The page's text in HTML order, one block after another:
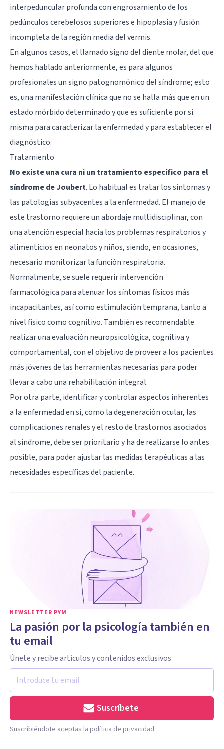
interpeduncular profunda con engrosamiento de los
pedúnculos cerebelosos superiores e hipoplasia y fusión
incompleta de la región media del vermis.
En algunos casos, el llamado signo del diente molar, del que
hemos hablado anteriormente, es para algunos
profesionales un signo patognomónico del síndrome; esto
es, una manifestación clínica que no se halla más que en un
estado mórbido determinado y que es suficiente por sí
misma para caracterizar la enfermedad y para establecer el
diagnóstico.
Tratamiento
No existe una cura ni un tratamiento específico para el
síndrome de Joubert. Lo habitual es tratar los síntomas y
las patologías subyacentes a la enfermedad. El manejo de
este trastorno requiere un abordaje multidisciplinar, con
una atención especial hacia los problemas respiratorios y
alimenticios en neonatos y niños, siendo, en ocasiones,
necesario monitorizar la función respiratoria.
Normalmente, se suele requerir intervención
farmacológica para atenuar los síntomas físicos más
incapacitantes, así como estimulación temprana, tanto a
nivel físico como cognitivo. También es recomendable
realizar una evaluación neuropsicológica, cognitiva y
comportamental, con el objetivo de proveer a los pacientes
más jóvenes de las herramientas necesarias para poder
llevar a cabo una rehabilitación integral.
Por otra parte, identificar y controlar aspectos inherentes
a la enfermedad en sí, como la degeneración ocular, las
complicaciones renales y el resto de trastornos asociados
al síndrome, debe ser prioritario y ha de realizarse lo antes
posible, para poder ajustar las medidas terapéuticas a las
necesidades específicas del paciente.
NEWSLETTER PYM
La pasión por la psicología también en
tu email
Únete y recibe artículos y contenidos exclusivos
Suscríbete
Suscribiéndote aceptas la política de privacidad